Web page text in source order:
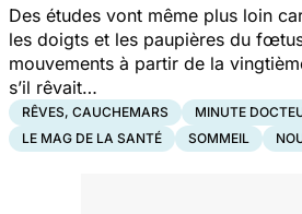
Des études vont même plus loin
les doigts et les paupières du
mouvements à partir de la
s’il rêvait…
RÊVES, CAUCHEMARS
MINUTE
LE MAG DE LA SANTÉ
SOMMEIL